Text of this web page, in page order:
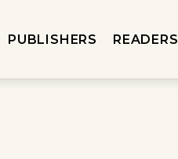
PUBLISHERS READERS